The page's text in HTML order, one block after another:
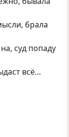
брала
суд попаду
всё…